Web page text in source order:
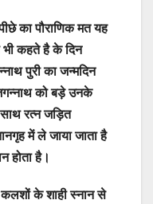
का पौराणिक मत यह
भी कहते है के दिन
पुरी का जन्मदिन
को बड़े उनके
रत्न जड़ित
में ले जाया जाता है
होता है।
कलशों के शाही स्नान से